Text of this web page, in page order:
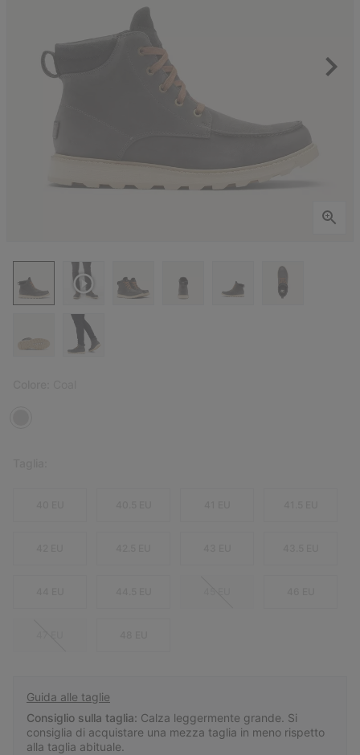
Guida alle taglie
Consiglio sulla taglia: Calza leggermente grande. Si
consiglia di acquistare una mezza taglia in meno rispetto
alla taglia abituale.